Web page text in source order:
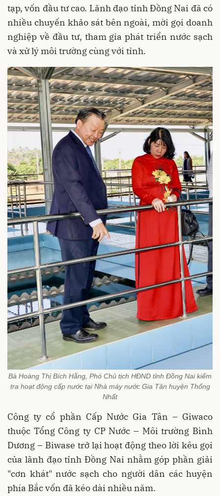
tạp, vốn đầu tư cao. Lãnh đạo tỉnh Đồng Nai đã có
nhiều chuyến khảo sát bên ngoài, mời gọi doanh
nghiệp về đầu tư, tham gia phát triển nước sạch
và xử lý môi trường cùng với tỉnh.
Bà Hoàng Thị Bích Hằng, Phó Chủ tịch HĐND tỉnh Đồng Nai kiểm
tra hoạt động cấp nước tại Nhà máy nước Gia Tân huyện Thống
Nhất
Công ty cổ phần Cấp Nước Gia Tân – Giwaco
thuộc Tổng Công ty CP Nước – Môi trường Bình
Dương – Biwase trở lại hoạt động theo lời kêu gọi
của lãnh đạo tỉnh Đồng Nai nhằm góp phần giải
"cơn khát" nước sạch cho người dân các huyện
phía Bắc vốn đã kéo dài nhiều năm.